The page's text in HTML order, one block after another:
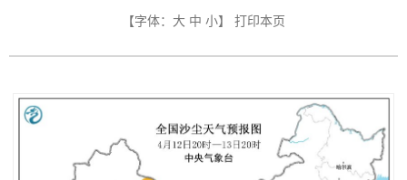
【字体： 大 中 小】 打印本页